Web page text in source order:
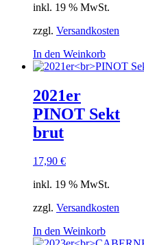
inkl. 19 % MwSt.
zzgl. Versandkosten
In den Weinkorb
2021er
PINOT Sekt
brut
17,90 €
inkl. 19 % MwSt.
zzgl. Versandkosten
In den Weinkorb